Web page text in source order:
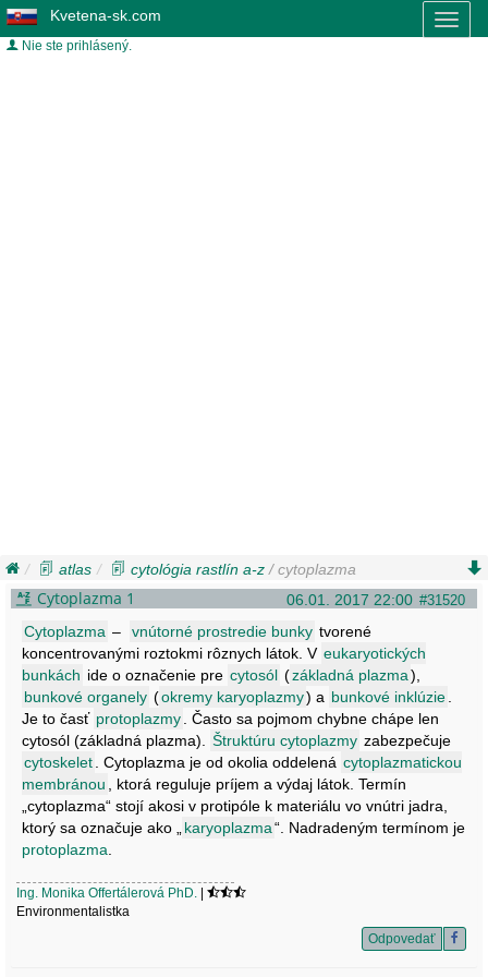
Kvetena-sk.com
Nie ste prihlásený.
atlas cytológia rastlín a-z / cytoplazma
06.01. 2017 22:00 #31520
Cytoplazma 1
Cytoplazma – vnútorné prostredie bunky tvorené
koncentrovanými roztokmi rôznych látok. V eukaryotických
bunkách ide o označenie pre cytosól (základná plazma),
bunkové organely (okremy karyoplazmy) a bunkové inklúzie
Je to časť protoplazmy
. Často sa pojmom chybne chápe len
cytosól (základná plazma).
Štruktúru cytoplazmy zabezpečuje
cytoskelet
. Cytoplazma je od okolia oddelená cytoplazmatickou
membránou
, ktorá reguluje príjem a výdaj látok. Termín
„cytoplazma“ stojí akosi v protipóle k materiálu vo vnútri jadra,
ktorý sa označuje ako „
karyoplazma“. Nadradeným termínom je
protoplazma
Ing. Monika Offertálerová PhD.
Environmentalistka
Odpovedať